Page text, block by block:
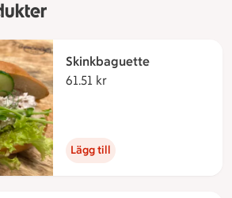
Skinkbaguette
61.51 kr
Lägg till